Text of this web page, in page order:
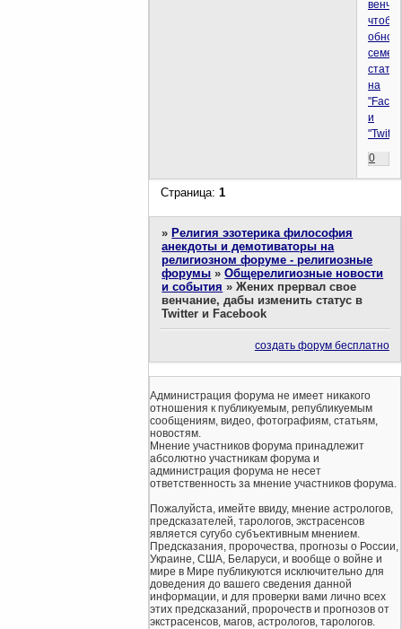
чтобы
статус
на
и
0
Страница:1
» Религия эзотерика философия
анекдоты и демотиваторы на
религиозном форуме - религиозные
форумы »Общерелигиозные новости
и события »Жених прервал свое
венчание, дабы изменить статус в
Twitter и Facebook
создать форум бесплатно
Администрация форума не имеет никакого
отношения к публикуемым, републикуемым
сообщениям, видео, фотографиям, статьям,
новостям.
Мнение участников форума принадлежит
абсолютно участникам форума и
администрация форума не несет
ответственность за мнение участников форума.
Пожалуйста, имейте ввиду, мнение астрологов,
предсказателей, тарологов, экстрасенсов
является сугубо субъективным мнением.
Предсказания, пророчества, прогнозы о России,
Украине, США, Беларуси, и вообще о войне и
мире в Мире публикуются исключительно для
доведения до вашего сведения данной
информации, и для проверки вами лично всех
этих предсказаний, пророчеств и прогнозов от
экстрасенсов, магов, астрологов, тарологов.